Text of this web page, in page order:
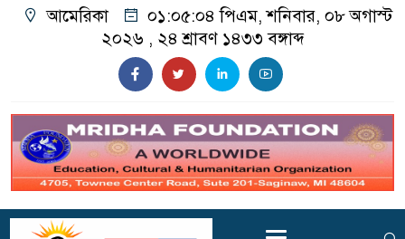
আমেরিকা ০১:০৫:০৬ পিএম, শনিবার, ০৮ অগাস্ট
২০২৬ , ২৪ শ্রাবণ ১৪৩৩ বঙ্গাব্দ